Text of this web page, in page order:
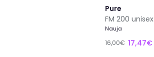
Pure
FM 200 unisex
Nauja
16,00€ 17,47€